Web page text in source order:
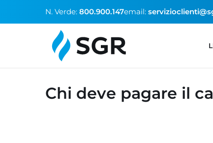
N. Verde: 800.900.147email:
Chi deve pagare il